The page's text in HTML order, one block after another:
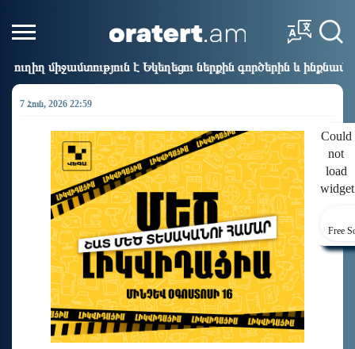
է Եկեղեցու ներքին գործերին և ինքնավարությանը.
7 Հուն, 2026 22:59
Could
not
load
Free